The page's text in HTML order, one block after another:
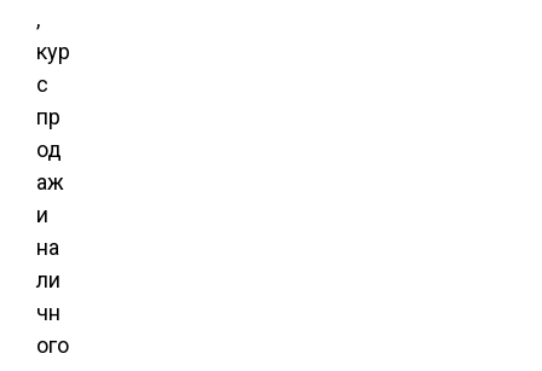
,
кур
с
пр
од
аж
и
на
ли
чн
ого